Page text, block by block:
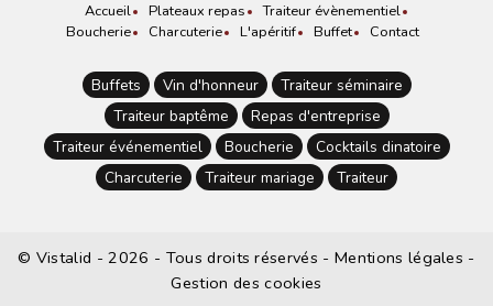
Accueil Plateaux repas
Traiteur évènementiel
Boucherie
Charcuterie L'apéritif Buffet Contact
Buffets Vin d'honneur
Traiteur séminaire
Traiteur baptême
Repas d'entreprise
Traiteur événementiel
Boucherie
Cocktails dinatoire
Charcuterie
Traiteur mariage Traiteur
© Vistalid - 2026 - Tous droits réservés - Mentions légales -
Gestion des cookies